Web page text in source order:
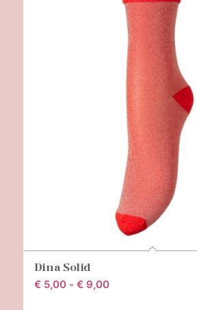
Dina Solid
€ 5,00 - € 9,00Prijsklasse: